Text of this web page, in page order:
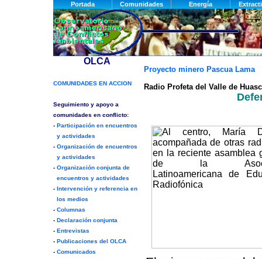
Proyecto minero Pascua Lama
Radio Profeta del Valle de